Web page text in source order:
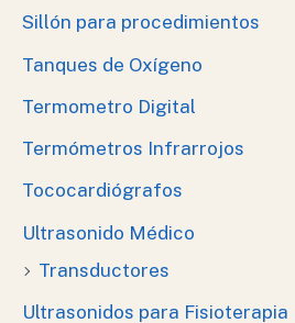
Sillón para procedimientos
Tanques de Oxígeno
Termometro Digital
Termómetros Infrarrojos
Tococardiógrafos
Ultrasonido Médico
Transductores
Ultrasonidos para Fisioterapia